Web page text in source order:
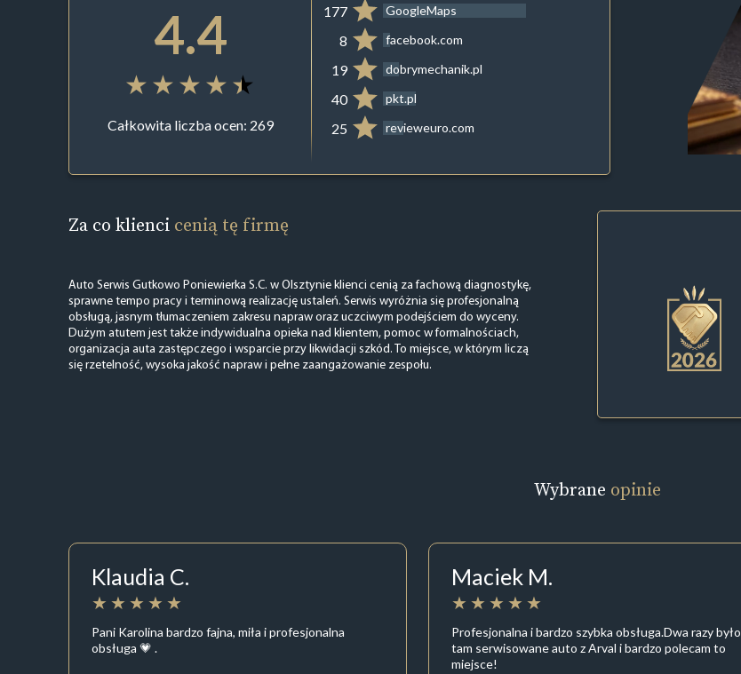
4.4
Całkowita liczba ocen: 269
177 GoogleMaps
8 facebook.com
19 dobrymechanik.pl
40 pkt.pl
25 revieweuro.com
Za co klienci cenią tę firmę
Auto Serwis Gutkowo Poniewierka S.C. w Olsztynie klienci cenią za fachową diagnostykę,
sprawne tempo pracy i terminową realizację ustaleń. Serwis wyróżnia się profesjonalną
obsługą, jasnym tłumaczeniem zakresu napraw oraz uczciwym podejściem do wyceny.
Dużym atutem jest także indywidualna opieka nad klientem, pomoc w formalnościach,
organizacja auta zastępczego i wsparcie przy likwidacji szkód. To miejsce, w którym liczą
się rzetelność, wysoka jakość napraw i pełne zaangażowanie zespołu.
Wybrane opinie
Klaudia C.
Pani Karolina bardzo fajna, miła i profesjonalna
obsługa 💗 .
Maciek M.
Profesjonalna i bardzo szybka obsługa.Dwa razy było
tam serwisowane auto z Arval i bardzo polecam to
miejsce!